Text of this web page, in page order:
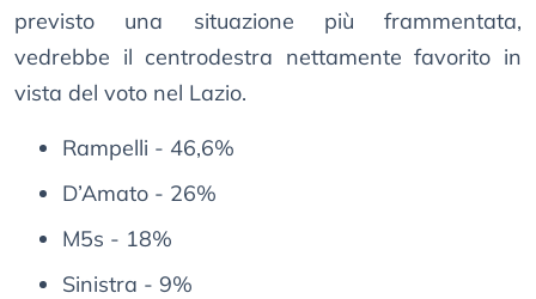
previsto una situazione più frammentata,
vedrebbe il centrodestra nettamente favorito in
vista del voto nel Lazio.
Rampelli - 46,6%
D’Amato - 26%
M5s - 18%
Sinistra - 9%